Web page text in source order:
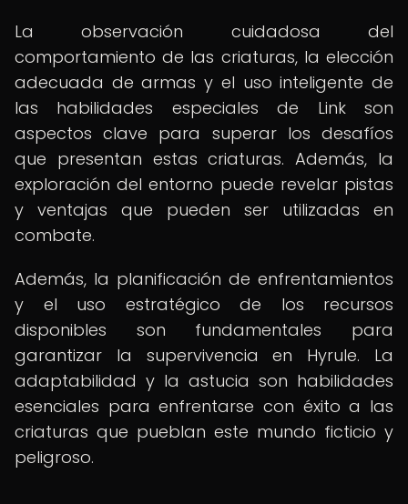
La observación cuidadosa del
comportamiento de las criaturas, la elección
adecuada de armas y el uso inteligente de
las habilidades especiales de Link son
aspectos clave para superar los desafíos
que presentan estas criaturas. Además, la
exploración del entorno puede revelar pistas
y ventajas que pueden ser utilizadas en
combate.
Además, la planificación de enfrentamientos
y el uso estratégico de los recursos
disponibles son fundamentales para
garantizar la supervivencia en Hyrule. La
adaptabilidad y la astucia son habilidades
esenciales para enfrentarse con éxito a las
criaturas que pueblan este mundo ficticio y
peligroso.